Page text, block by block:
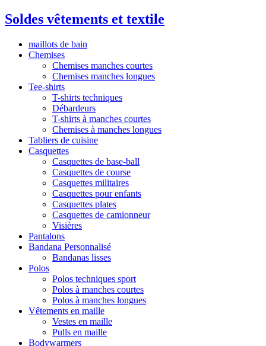
Soldes vêtements et textile
maillots de bain
Chemises
Chemises manches courtes
Chemises manches longues
Tee-shirts
T-shirts techniques
Débardeurs
T-shirts à manches courtes
Chemises à manches longues
Tabliers de cuisine
Casquettes
Casquettes de base-ball
Casquettes de course
Casquettes militaires
Casquettes pour enfants
Casquettes plates
Casquettes de camionneur
Visières
Pantalons
Bandana Personnalisé
Bandanas lisses
Polos
Polos techniques sport
Polos à manches courtes
Polos à manches longues
Vêtements en maille
Vestes en maille
Pulls en maille
Bodywarmers